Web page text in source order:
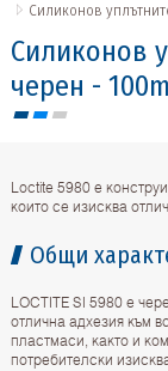
Силиконов
Силиконов
черен -
Loctite 5980 е
които се изисква
Общи
LOCTITE SI 5980 е
отлична адхезия към
пластмаси, както и
потребителски